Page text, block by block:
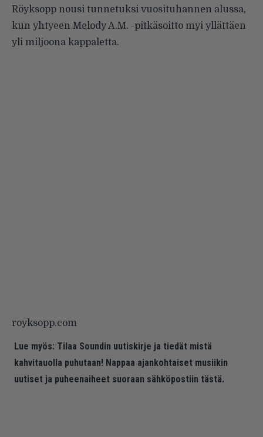
Röyksopp nousi tunnetuksi vuosituhannen alussa,
kun yhtyeen Melody A.M. -pitkäsoitto myi yllättäen
yli miljoona kappaletta.
royksopp.com
Lue myös: Tilaa Soundin uutiskirje ja tiedät mistä
kahvitauolla puhutaan! Nappaa ajankohtaiset musiikin
uutiset ja puheenaiheet suoraan sähköpostiin tästä.